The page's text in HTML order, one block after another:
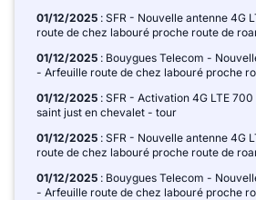
01/12/2025 : SFR - Nouvelle antenne 4G
route de chez labouré proche route de
01/12/2025 : Bouygues Telecom -
- Arfeuille route de chez labouré proche
01/12/2025 : SFR - Activation 4G LTE
saint just en chevalet - tour
01/12/2025 : SFR - Nouvelle antenne 4G
route de chez labouré proche route de
01/12/2025 : Bouygues Telecom -
- Arfeuille route de chez labouré proche